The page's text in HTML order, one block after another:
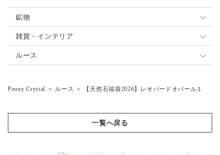
鉱物
原石
オパール
標本
雑貨・インテリア
雑貨
ルース
モスアゲート
福袋
Peony Crystal ＞ ルース ＞ 【天然石福袋2026】レオパードオパール１
一覧へ戻る